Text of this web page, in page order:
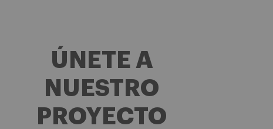
ÚNETE A
NUESTRO
PROYECTO